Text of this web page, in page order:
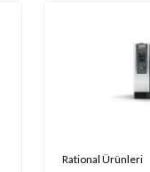
Rational Ürünleri